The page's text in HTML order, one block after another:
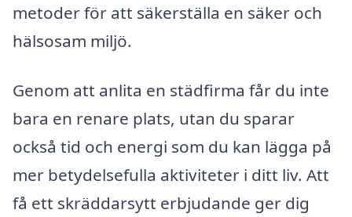
metoder för att säkerställa en säker och
hälsosam miljö.
Genom att anlita en städfirma får du inte
bara en renare plats, utan du sparar
också tid och energi som du kan lägga på
mer betydelsefulla aktiviteter i ditt liv. Att
få ett skräddarsytt erbjudande ger dig